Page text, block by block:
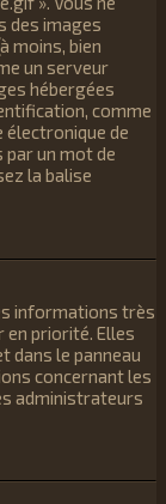
des images
moins, bien
un serveur
hébergées
comme
électronique de
par un mot de
la balise
informations très
priorité. Elles
dans le panneau
concernant les
administrateurs